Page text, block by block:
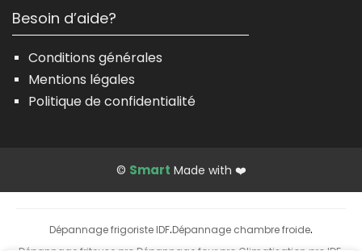
Besoin d’aide?
Conditions générales
Mentions légales
Politique de confidentialité
© Smart Made with ❤️
Dépannage frigoriste IDF·Dépannage chambre froide·